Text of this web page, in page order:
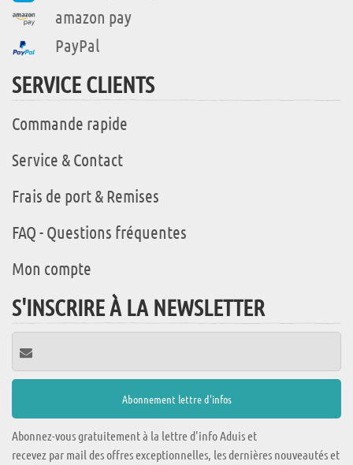
amazon pay
PayPal
SERVICE CLIENTS
Commande rapide
Service & Contact
Frais de port & Remises
FAQ - Questions fréquentes
Mon compte
S'INSCRIRE À LA NEWSLETTER
Abonnez-vous gratuitement à la lettre d'info Aduis et
recevez par mail des offres exceptionnelles, les dernières nouveautés et